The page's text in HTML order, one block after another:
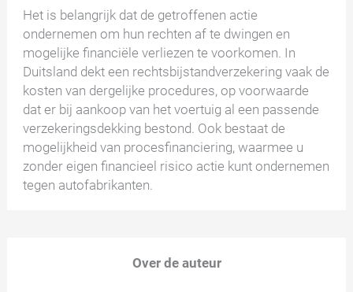
Het is belangrijk dat de getroffenen actie
ondernemen om hun rechten af te dwingen en
mogelijke financiële verliezen te voorkomen. In
Duitsland dekt een rechtsbijstandverzekering vaak de
kosten van dergelijke procedures, op voorwaarde
dat er bij aankoop van het voertuig al een passende
verzekeringsdekking bestond. Ook bestaat de
mogelijkheid van procesfinanciering, waarmee u
zonder eigen financieel risico actie kunt ondernemen
tegen autofabrikanten.
Over de auteur